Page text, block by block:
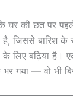
घर की छत पर
है, जिससे बारिश
के लिए बढ़िया है।
गया — वो भी